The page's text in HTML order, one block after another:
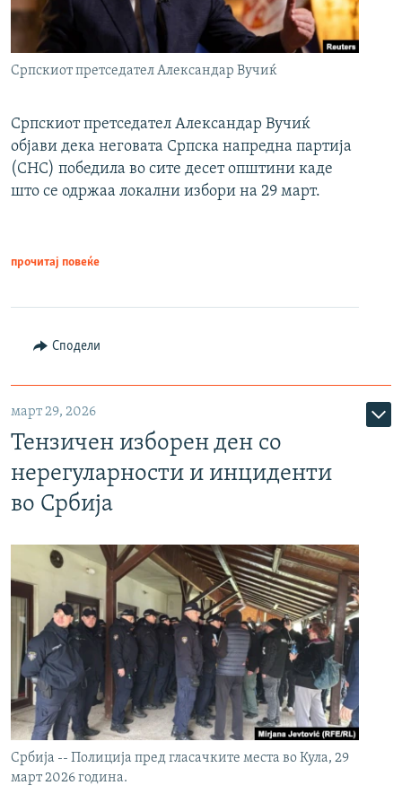
Српскиот претседател Александар Вучиќ
Српскиот претседател Александар Вучиќ
објави дека неговата Српска напредна партија
(СНС) победила во сите десет општини каде
што се одржаа локални избори на 29 март.
прочитај повеќе
Сподели
март 29, 2026
Тензичен изборен ден со
нерегуларности и инциденти
во Србија
Србија -- Полиција пред гласачките места во Кула, 29
март 2026 година.